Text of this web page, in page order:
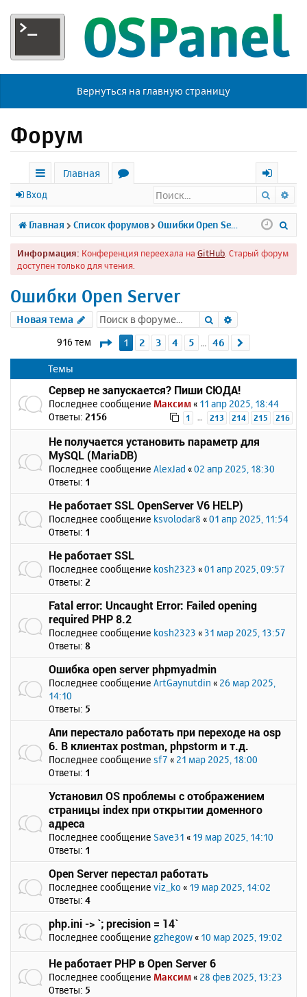
Вернуться на главную страницу
Форум
с
ы
л
к
Главная
р
у
м
х
о
д
Вход Поиск
Главная Список форумов
Информация: Конференция переехала на GitHub . Старый форум
доступен только для чтения.
Ошибки Open Server
Новая тема Поиск
916 тем Страница1 из 46
1 2 3 4 5 46
Темы
Сервер не запускается? Пиши СЮДА!
Последнее сообщение Максим « 11 апр 2025, 18:44
Ответы: 2156 1 … 213 214 215 216
Не получается установить параметр для
MySQL (MariaDB)
Последнее сообщение AlexJad «02 апр 2025, 18:30
Ответы: 1
Не работает SSL OpenServer V6 HELP)
Последнее сообщение ksvolodar8 «01 апр 2025, 11:54
Ответы: 1
Не работает SSL
Последнее сообщение kosh2323 «01 апр 2025, 09:57
Ответы: 2
Fatal error: Uncaught Error: Failed opening
required PHP 8.2
Последнее сообщение kosh2323 « 31 мар 2025, 13:57
Ответы: 8
Ошибка open server phpmyadmin
Последнее сообщение ArtGaynutdin « 26 мар 2025,
14:10
Ответы: 5
Апи перестало работать при переходе на osp
6. В клиентах postman, phpstorm и т.д.
Последнее сообщение sf7 « 21 мар 2025, 18:00
Ответы: 1
Установил OS проблемы с отображением
страницы index при открытии доменного
адреса
Последнее сообщение Save31 « 19 мар 2025, 14:10
Ответы: 1
Open Server перестал работать
Последнее сообщение viz_ko « 19 мар 2025, 14:02
Ответы: 4
php.ini -> `; precision = 14`
Последнее сообщение gzhegow « 10 мар 2025, 19:02
Не работает PHP в Open Server 6
Последнее сообщение Максим « 28 фев 2025, 13:23
Ответы: 5